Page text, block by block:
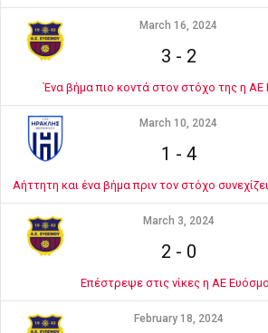
March 16, 2024
3 - 2
Ένα βήμα πιο κοντά στον στόχο της η ΑΕ
March 10, 2024
1 - 4
Αήττητη και ένα βήμα πριν τον στόχο
March 3, 2024
2 - 0
Επέστρεψε στις νίκες η ΑΕ
February 18, 2024